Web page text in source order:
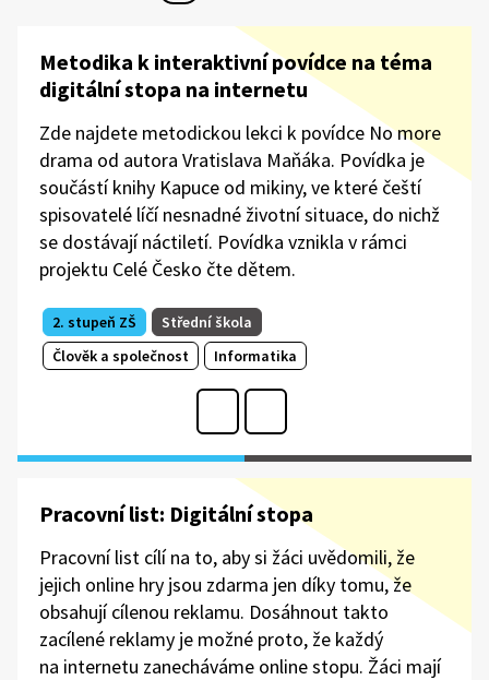
Metodika k interaktivní povídce na téma
digitální stopa na internetu
Zde najdete metodickou lekci k povídce No more
drama od autora Vratislava Maňáka. Povídka je
součástí knihy Kapuce od mikiny, ve které čeští
spisovatelé líčí nesnadné životní situace, do nichž
se dostávají náctiletí. Povídka vznikla v rámci
projektu Celé Česko čte dětem.
2. stupeň ZŠ
Střední škola
Člověk a společnost
Informatika
Pracovní list: Digitální stopa
Pracovní list cílí na to, aby si žáci uvědomili, že
jejich online hry jsou zdarma jen díky tomu, že
obsahují cílenou reklamu. Dosáhnout takto
zacílené reklamy je možné proto, že každý
na internetu zanecháváme online stopu. Žáci mají